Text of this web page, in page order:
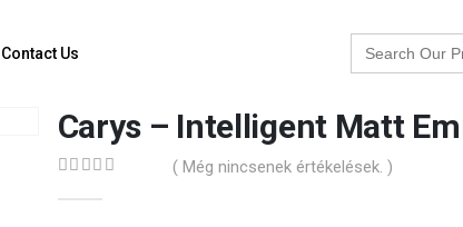
Contact Us
Search
for:
Carys – Intelligent Matt
( Még nincsenek értékelések. )